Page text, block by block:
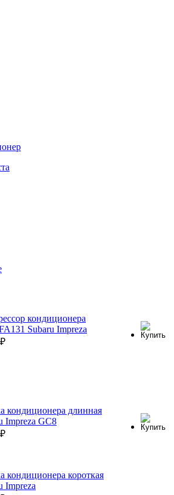
кондиционера
Subaru Impreza
₽
кондиционера длинная
Impreza GC8
₽
кондиционера короткая
Impreza